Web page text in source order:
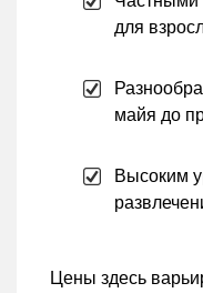
для
майя до
Высоким
Цены здесь